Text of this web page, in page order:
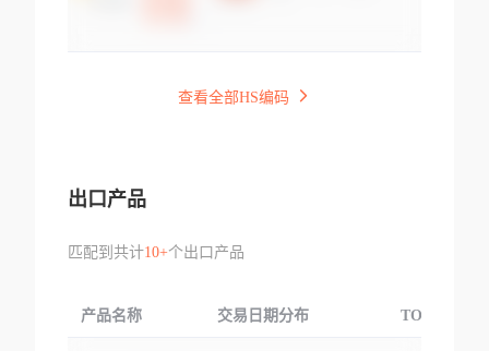
查看全部HS编码
出口产品
匹配到共计10+个出口产品
产品名称 交易日期分布 TOP3交易国